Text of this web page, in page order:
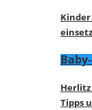
Tipps